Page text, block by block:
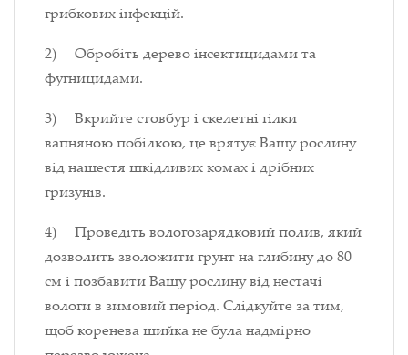
грибкових інфекцій.
2) Обробіть дерево інсектицидами та
фугницидами.
3) Вкрийте стовбур і скелетні гілки
вапняною побілкою, це врятує Вашу рослину
від нашестя шкідливих комах і дрібних
гризунів.
4) Проведіть вологозарядковий полив, який
дозволить зволожити грунт на глибину до 80
см і позбавити Вашу рослину від нестачі
вологи в зимовий період. Слідкуйте за тим,
щоб коренева шийка не була надмірно